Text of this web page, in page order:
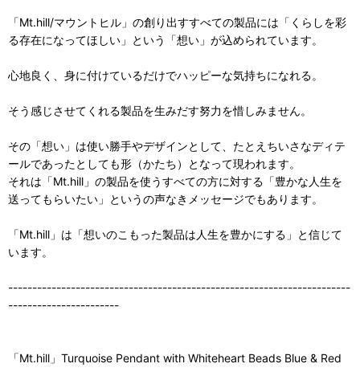
「Mt.hill/マウントヒル」の創り出すすべての製品には「くらしを彩
る存在になってほしい」という「想い」が込められています。
心地良く、身に付けているだけでハッピーな気持ちになれる。
そう感じさせてくれる製品を生みだす努力を惜しみません。
その「想い」は使い勝手やデザインとして、たとえちいさなディテ
ールであったとしても形（かたち）となって現われます。
それは「Mt.hill」の製品を使うすべての方に対する「豊かな人生を
送ってもらいたい」というの声なきメッセージでもあります。
「Mt.hill」は「想いのこもった製品は人生を豊かにする」と信じて
います。
-----------------------------------------------------------------------
-----------------------
「Mt.hill」Turquoise Pendant with Whiteheart Beads Blue & Red